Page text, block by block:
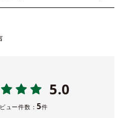
5.0
ュー件数：5件